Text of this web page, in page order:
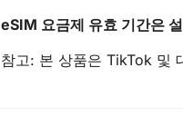
eSIM 요금제 유효 기간은
참고: 본 상품은 TikTok 및